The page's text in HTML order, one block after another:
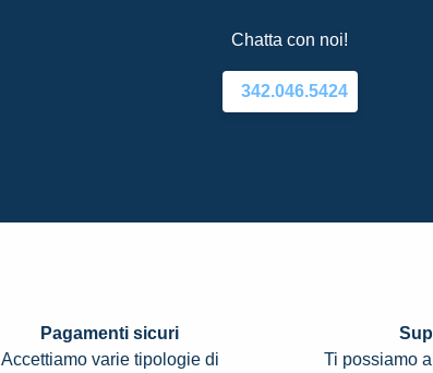
Chatta con noi!
342.046.5424
Pagamenti sicuri
Accettiamo varie tipologie di
Ti possiamo